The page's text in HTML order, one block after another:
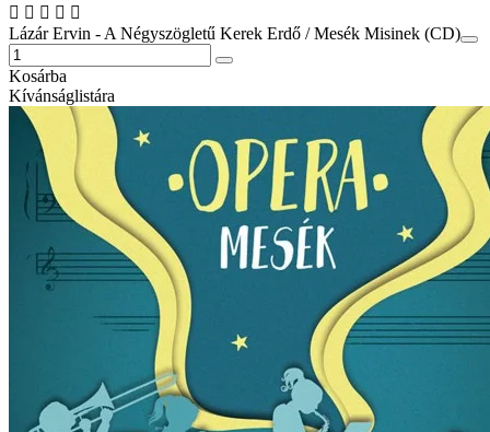
Lázár Ervin - A Négyszögletű Kerek Erdő / Mesék Misinek (CD)
Kosárba
Kívánságlistára